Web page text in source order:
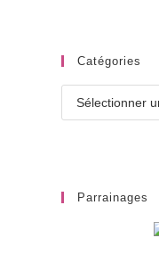
Catégories
Parrainages